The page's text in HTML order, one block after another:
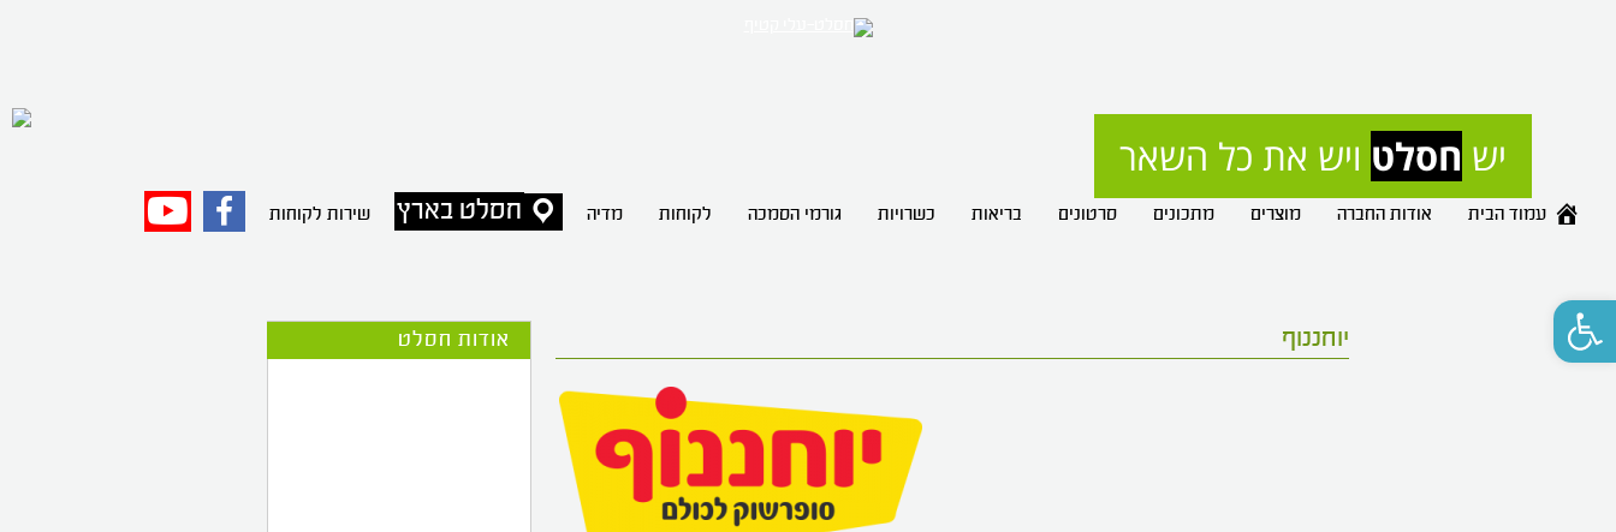
פתח סרגל נגישות
יש חסלט ויש את כל השאר
עמוד הבית אודות החברה מוצרים מתכונים סרטונים בריאות כשרויות גורמי הסמכה לקוחות מדיה חסלט בארץ שירות לקוחות פייסבוק
אודות חסלט יוחננוף